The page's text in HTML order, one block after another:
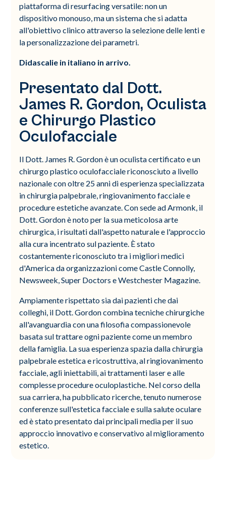
piattaforma di resurfacing versatile: non un
dispositivo monouso, ma un sistema che si adatta
all'obiettivo clinico attraverso la selezione delle lenti e
la personalizzazione dei parametri.
Didascalie in italiano in arrivo.
Presentato dal Dott.
James R. Gordon, Oculista
e Chirurgo Plastico
Oculofacciale
Il Dott. James R. Gordon è un oculista certificato e un
chirurgo plastico oculofacciale riconosciuto a livello
nazionale con oltre 25 anni di esperienza specializzata
in chirurgia palpebrale, ringiovanimento facciale e
procedure estetiche avanzate. Con sede ad Armonk, il
Dott. Gordon è noto per la sua meticolosa arte
chirurgica, i risultati dall'aspetto naturale e l'approccio
alla cura incentrato sul paziente. È stato
costantemente riconosciuto tra i migliori medici
d'America da organizzazioni come Castle Connolly,
Newsweek, Super Doctors e Westchester Magazine.
Ampiamente rispettato sia dai pazienti che dai
colleghi, il Dott. Gordon combina tecniche chirurgiche
all'avanguardia con una filosofia compassionevole
basata sul trattare ogni paziente come un membro
della famiglia. La sua esperienza spazia dalla chirurgia
palpebrale estetica e ricostruttiva, al ringiovanimento
facciale, agli iniettabili, ai trattamenti laser e alle
complesse procedure oculoplastiche. Nel corso della
sua carriera, ha pubblicato ricerche, tenuto numerose
conferenze sull'estetica facciale e sulla salute oculare
ed è stato presentato dai principali media per il suo
approccio innovativo e conservativo al miglioramento
estetico.